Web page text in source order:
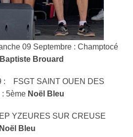
09 Septembre : Champtocé
Baptiste Brouard
: FSGT SAINT OUEN DES
: 5ème Noël Bleu
YZEURES SUR CREUSE
Noël Bleu